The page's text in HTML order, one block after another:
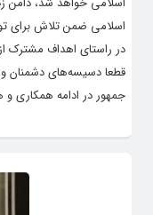
اسلامی ضمن تلاش برای
در راستای اهداف مشترک
قطعا دسیسه‌های دشمنان
جمهور در ادامه همکاری